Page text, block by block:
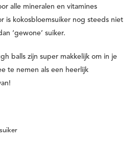
alle mineralen en vitamines
is kokosbloemsuiker nog steeds niet
‘gewone’ suiker.
balls zijn super makkelijk om in je
te nemen als een heerlijk